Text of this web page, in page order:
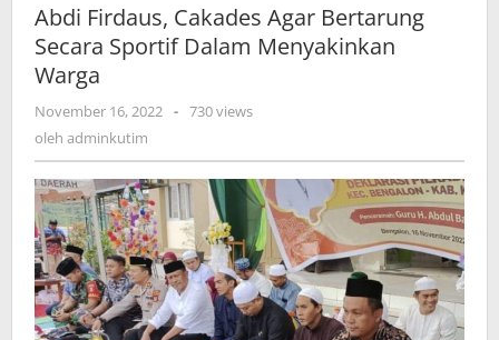
Agar
Bertarung
Warga
Abdi Firdaus, Cakades Agar Bertarung
Secara Sportif Dalam Menyakinkan
Warga
November 16, 2022 oleh
- 730 views
oleh adminkutim